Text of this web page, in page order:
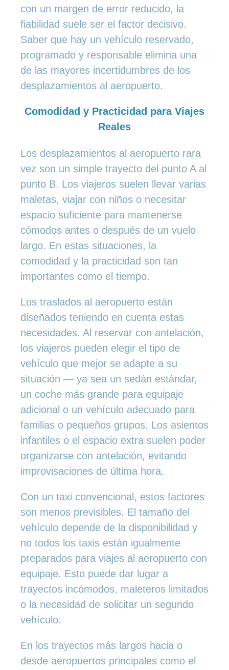
con un margen de error reducido, la
fiabilidad suele ser el factor decisivo.
Saber que hay un vehículo reservado,
programado y responsable elimina una
de las mayores incertidumbres de los
desplazamientos al aeropuerto.
Comodidad y Practicidad para Viajes
Reales
Los desplazamientos al aeropuerto rara
vez son un simple trayecto del punto A al
punto B. Los viajeros suelen llevar varias
maletas, viajar con niños o necesitar
espacio suficiente para mantenerse
cómodos antes o después de un vuelo
largo. En estas situaciones, la
comodidad y la practicidad son tan
importantes como el tiempo.
Los traslados al aeropuerto están
diseñados teniendo en cuenta estas
necesidades. Al reservar con antelación,
los viajeros pueden elegir el tipo de
vehículo que mejor se adapte a su
situación — ya sea un sedán estándar,
un coche más grande para equipaje
adicional o un vehículo adecuado para
familias o pequeños grupos. Los asientos
infantiles o el espacio extra suelen poder
organizarse con antelación, evitando
improvisaciones de última hora.
Con un taxi convencional, estos factores
son menos previsibles. El tamaño del
vehículo depende de la disponibilidad y
no todos los taxis están igualmente
preparados para viajes al aeropuerto con
equipaje. Esto puede dar lugar a
trayectos incómodos, maleteros limitados
o la necesidad de solicitar un segundo
vehículo.
En los trayectos más largos hacia o
desde aeropuertos principales como el